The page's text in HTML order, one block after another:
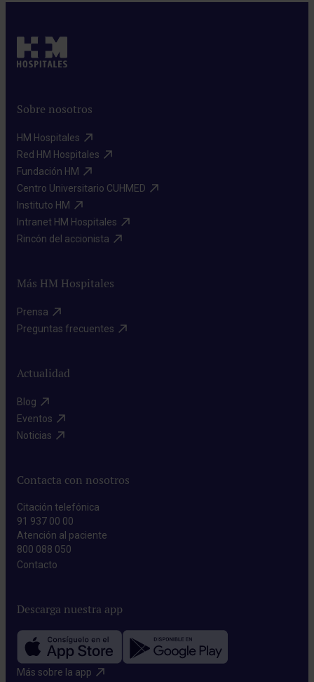
Sobre nosotros
HM Hospitales​
Red HM Hospitales​
Fundación HM​
Centro Universitario CUHMED​
Instituto HM​
Intranet HM Hospitales​
Rincón del accionista​
Más HM Hospitales
Prensa​
Preguntas frecuentes​
Actualidad
Blog​
Eventos​
Noticias​
Contacta con nosotros
Citación telefónica
91 937 00 00
Atención al paciente
800 088 050
Contacto​
Descarga nuestra app
Más sobre la app​